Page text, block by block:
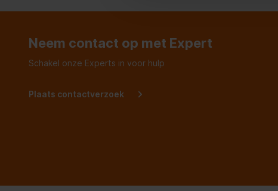
Neem contact op met Expert
Schakel onze Experts in voor hulp
Plaats contactverzoek